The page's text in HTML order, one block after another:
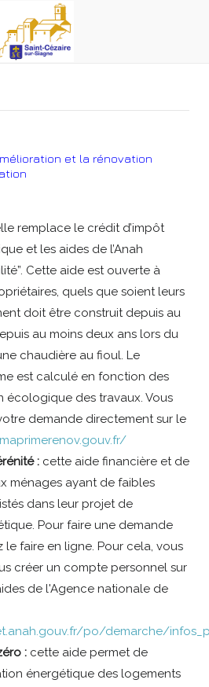
et la rénovation
remplace le crédit d’impôt
et les aides de l’Anah
Cette aide est ouverte à
quels que soient leurs
doit être construit depuis au
au moins deux ans lors du
chaudière au fioul. Le
est calculé en fonction des
écologique des travaux. Vous
demande directement sur le
: cette aide financière et de
ménages ayant de faibles
dans leur projet de
Pour faire une demande
le faire en ligne. Pour cela, vous
créer un compte personnel sur
de l'Agence nationale de
po/demarche/
: cette aide permet de
énergétique des logements